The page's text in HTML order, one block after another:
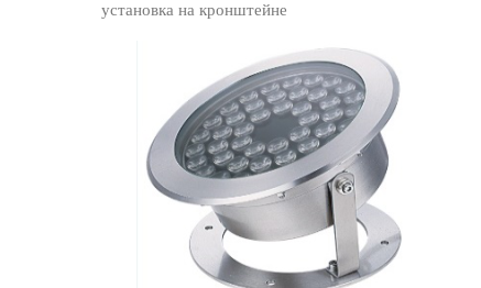
установка на кронштейне